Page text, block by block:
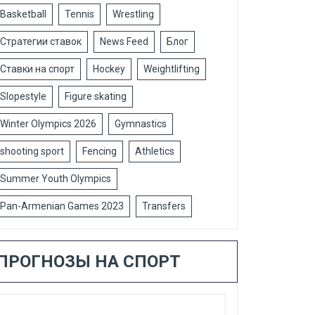
Basketball Tennis Wrestling
Стратегии ставок News Feed Блог
Ставки на спорт Hockey Weightlifting
Slopestyle Figure skating
Winter Olympics 2026 Gymnastics
shooting sport Fencing Athletics
Summer Youth Olympics
Pan-Armenian Games 2023 Transfers
НА СПОРТ